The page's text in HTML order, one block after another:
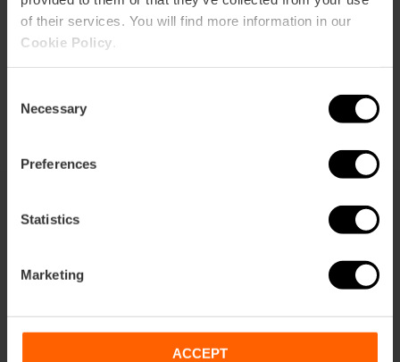
of their services. You will find more information in our
Cookie Policy
Selection
Necessary
Preferences
Statistics
Marketing
ACCEPT